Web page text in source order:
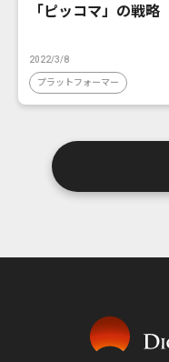
「ピッコマ」の戦略
2022/3/8
プラットフォーマー